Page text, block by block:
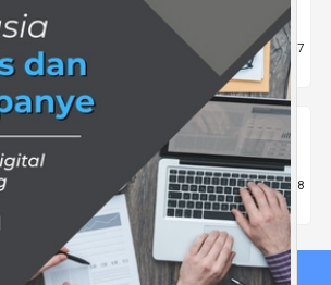
Sosial dan Politik
Pendidikan 10 Mar 2025 |677
Tempat Wisata Paling Populer Yang Ada Di
Kabupaten Karangasem
Pariwisata 8 Apr 2021 |3138